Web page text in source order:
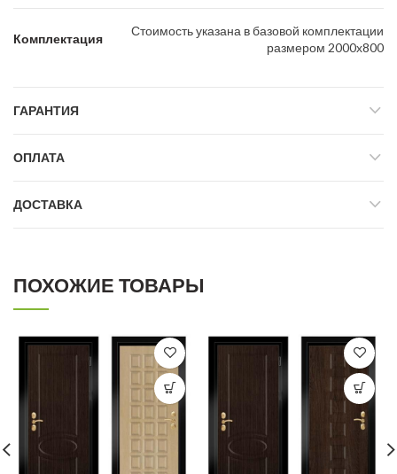
Комплектация
Стоимость указана в базовой комплектации
размером 2000х800
ГАРАНТИЯ
ОПЛАТА
ДОСТАВКА
ПОХОЖИЕ ТОВАРЫ